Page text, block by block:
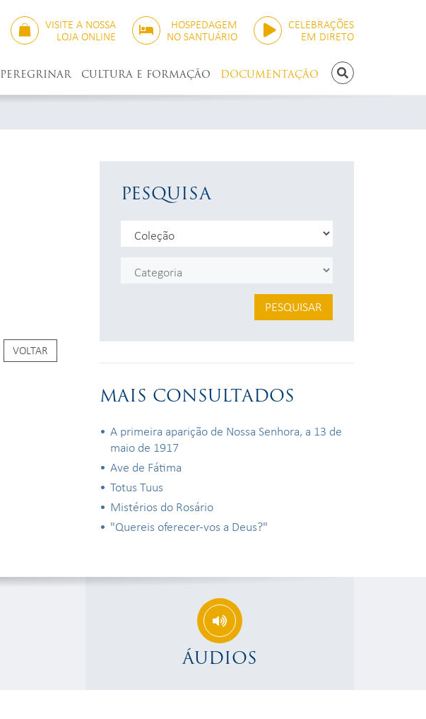
VISITE A NOSSA
LOJA ONLINE
HOSPEDAGEM
NO SANTUÁRIO
CELEBRAÇÕES
EM DIRETO
PESQUISAR
PEREGRINAR CULTURA E FORMAÇÃO DOCUMENTAÇÃO
PESQUISA
PESQUISAR
MAIS CONSULTADOS
A primeira aparição de Nossa Senhora, a 13 de
maio de 1917
Ave de Fátima
Totus Tuus
Mistérios do Rosário
"Quereis oferecer-vos a Deus?"
VOLTAR
ÁUDIOS